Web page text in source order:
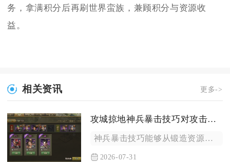
务，拿满积分后再刷世界蛮族，兼顾积分与资源收
益。
相关资讯 更多->
攻城掠地神兵暴击技巧对攻击效果有何帮助
神兵暴击技巧能够从锻造资源收益、实战输出倍率、多体系属性联动...
2026-07-31